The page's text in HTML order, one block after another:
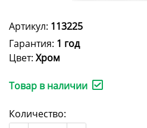
Артикул: 113225
Гарантия: 1 год
Цвет: Хром
Товар в наличии
Количество: